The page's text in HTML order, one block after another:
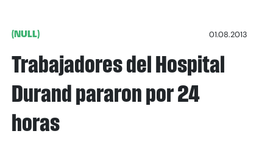
(NULL) 01.08.2013
Trabajadores del Hospital
Durand pararon por 24
horas